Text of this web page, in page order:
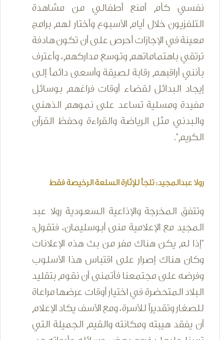
نفسي كأم أمنع أطفالي من مشاهدة
التلفزيون خلال أيام الأسبوع وأختار لهم برامج
معينة في الإجازات أحرص على أن تكون هادفة
ترتقي باهتماماتهم وتوسع مداركهم، وأعترف
بأنني أراقبهم رقابة لصيقة وأسعى دائماً إلى
إيجاد البدائل لقضاء أوقات فراغهم بوسائل
مفيدة ومسلية تساعد على نموهم الذهني
والبدني مثل الرياضة والقراءة وحفظ القرآن
الكريم".
رولا عبدالمجيد: تلجأ للإثارة السلعة الرخيصة فقط
وتتفق المخرجة والإذاعية السعودية رولا عبد
المجيد مع الإعلامية منى أبوسليمان، فتقول:
"إذا لم يكن هناك مفر من بث هذه الإعلانات
وكان هناك إصرار على اقتباس هذا الأسلوب
وفرضه على مجتمعنا فأتمنى أن نقوم بتقليد
البلاد المتحضرة في اختيار أوقات عرضها مراعاة
للصغار وتقديراً للأسرة، ومع الأسف يكاد الإعلام
أن يفقد هيبته ومكانته والقيم الجميلة التي